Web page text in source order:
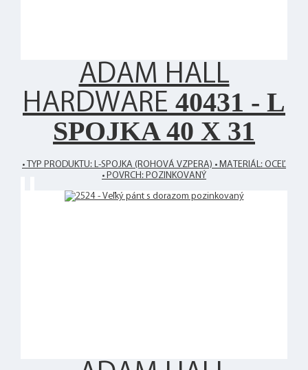
ADAM HALL
HARDWARE 40431 - L
SPOJKA 40 X 31
• TYP PRODUKTU: L-SPOJKA (ROHOVÁ VZPERA) • MATERIÁL: OCEĽ
• POVRCH: POZINKOVANÝ